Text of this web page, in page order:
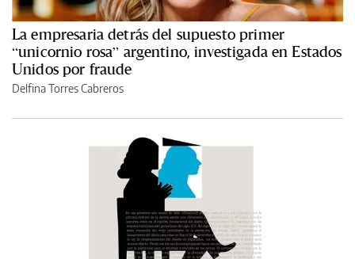
La empresaria detrás del supuesto primer
“unicornio rosa” argentino, investigada en Estados
Unidos por fraude
Delfina Torres Cabreros